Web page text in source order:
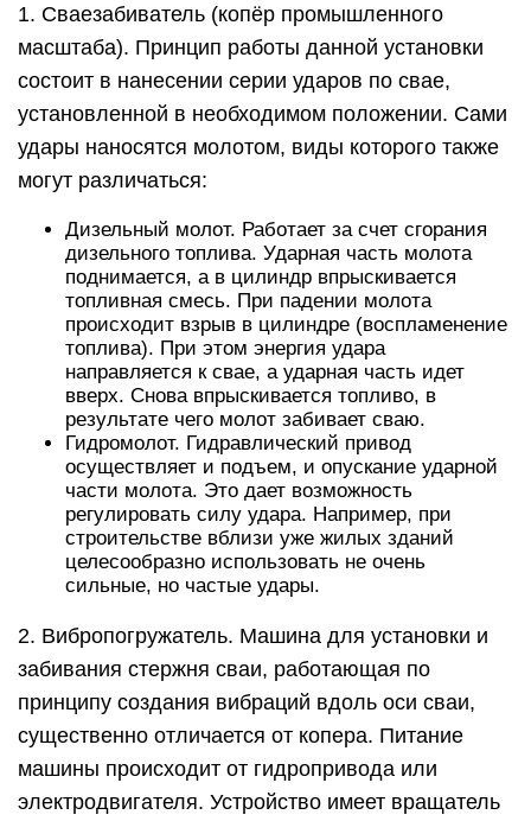
1. Сваезабиватель (копёр промышленного
масштаба). Принцип работы данной установки
состоит в нанесении серии ударов по свае,
установленной в необходимом положении. Сами
удары наносятся молотом, виды которого также
могут различаться:
Дизельный молот. Работает за счет сгорания
дизельного топлива. Ударная часть молота
поднимается, а в цилиндр впрыскивается
топливная смесь. При падении молота
происходит взрыв в цилиндре (воспламенение
топлива). При этом энергия удара
направляется к свае, а ударная часть идет
вверх. Снова впрыскивается топливо, в
результате чего молот забивает сваю.
Гидромолот. Гидравлический привод
осуществляет и подъем, и опускание ударной
части молота. Это дает возможность
регулировать силу удара. Например, при
строительстве вблизи уже жилых зданий
целесообразно использовать не очень
сильные, но частые удары.
2. Вибропогружатель. Машина для установки и
забивания стержня сваи, работающая по
принципу создания вибраций вдоль оси сваи,
существенно отличается от копера. Питание
машины происходит от гидропривода или
электродвигателя. Устройство имеет вращатель